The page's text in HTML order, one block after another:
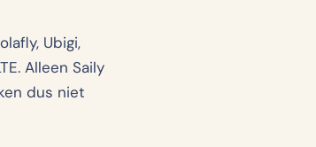
Ubigi,
Alleen Saily
dus niet